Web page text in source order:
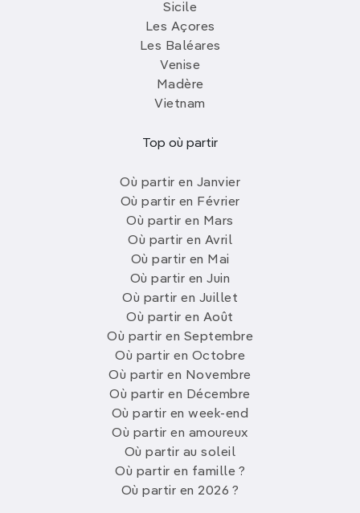
Sicile
Les Açores
Les Baléares
Venise
Madère
Vietnam
Top où partir
Où partir en Janvier
Où partir en Février
Où partir en Mars
Où partir en Avril
Où partir en Mai
Où partir en Juin
Où partir en Juillet
Où partir en Août
Où partir en Septembre
Où partir en Octobre
Où partir en Novembre
Où partir en Décembre
Où partir en week-end
Où partir en amoureux
Où partir au soleil
Où partir en famille ?
Où partir en 2026 ?